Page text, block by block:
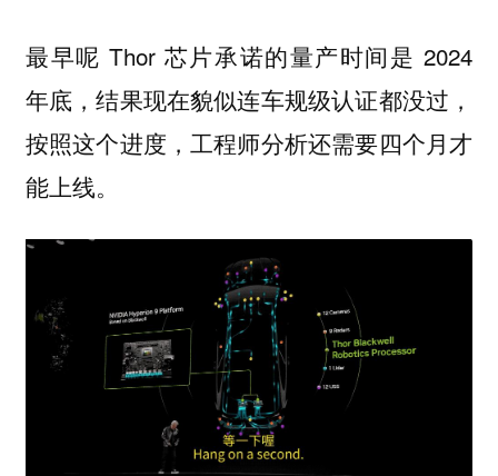
最早呢 Thor 芯片承诺的量产时间是 2024
年底，结果现在貌似连车规级认证都没过，
按照这个进度，工程师分析还需要四个月才
能上线。